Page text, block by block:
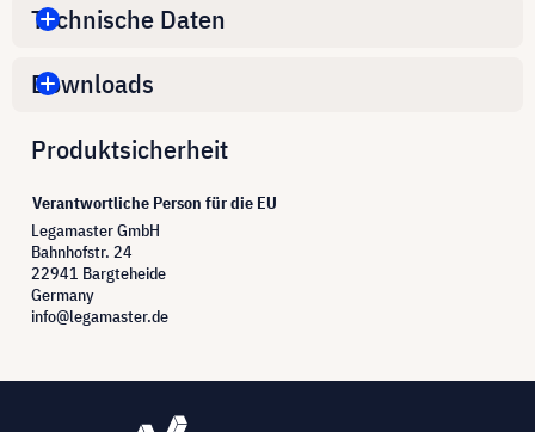
Technische Daten
Downloads
Produktsicherheit
Verantwortliche Person für die EU
Legamaster GmbH
Bahnhofstr. 24
22941 Bargteheide
Germany
info@legamaster.de